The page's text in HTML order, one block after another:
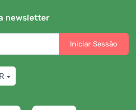
newsletter
Iniciar Sessão